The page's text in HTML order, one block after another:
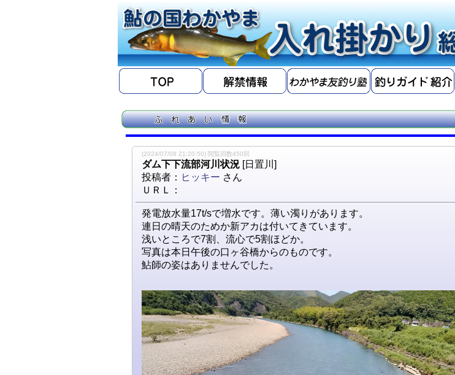
(2024/07/08 21:20:50) 閲覧回数450回
ダム下下流部河川状況 [日置川]
投稿者： ヒッキー さん
ＵＲＬ：
発電放水量17t/sで増水です。薄い濁りがあります。
連日の晴天のためか新アカは付いてきています。
浅いところで7割、流心で5割ほどか。
写真は本日午後の口ヶ谷橋からのものです。
鮎師の姿はありませんでした。